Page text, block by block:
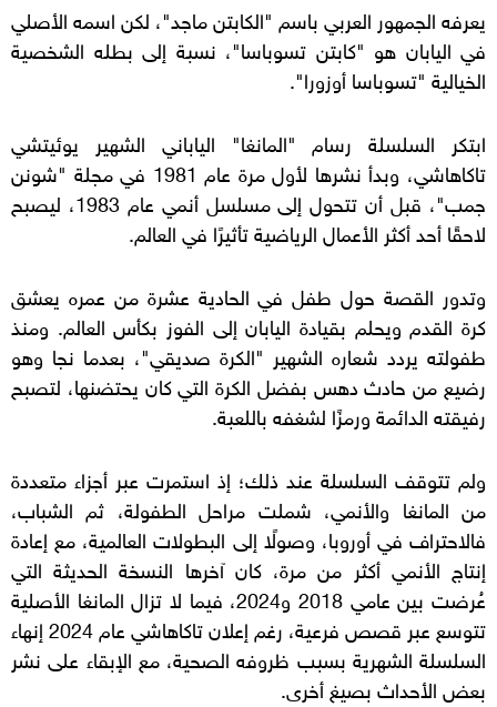
يعرفه الجمهور العربي باسم "الكابتن ماجد"، لكن اسمه الأصلي
في اليابان هو "كابتن تسوباسا"، نسبة إلى بطله الشخصية
الخيالية "تسوباسا أوزورا".
ابتكر السلسلة رسام "المانغا" الياباني الشهير يوئيتشي
تاكاهاشي، وبدأ نشرها لأول مرة عام 1981 في مجلة "شونن
جمب"، قبل أن تتحول إلى مسلسل أنمي عام 1983، ليصبح
لاحقًا أحد أكثر الأعمال الرياضية تأثيرًا في العالم.
وتدور القصة حول طفل في الحادية عشرة من عمره يعشق
كرة القدم ويحلم بقيادة اليابان إلى الفوز بكأس العالم. ومنذ
طفولته يردد شعاره الشهير "الكرة صديقي"، بعدما نجا وهو
رضيع من حادث دهس بفضل الكرة التي كان يحتضنها، لتصبح
رفيقته الدائمة ورمزًا لشغفه باللعبة.
ولم تتوقف السلسلة عند ذلك؛ إذ استمرت عبر أجزاء متعددة
من المانغا والأنمي، شملت مراحل الطفولة، ثم الشباب،
فالاحتراف في أوروبا، وصولًا إلى البطولات العالمية، مع إعادة
إنتاج الأنمي أكثر من مرة، كان آخرها النسخة الحديثة التي
عُرضت بين عامي 2018 و2024، فيما لا تزال المانغا الأصلية
تتوسع عبر قصص فرعية، رغم إعلان تاكاهاشي عام 2024 إنهاء
السلسلة الشهرية بسبب ظروفه الصحية، مع الإبقاء على نشر
بعض الأحداث بصيغ أخرى.